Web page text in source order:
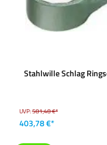
Stahlwille Schlag
UVP:581,48 €*
403,78 €*